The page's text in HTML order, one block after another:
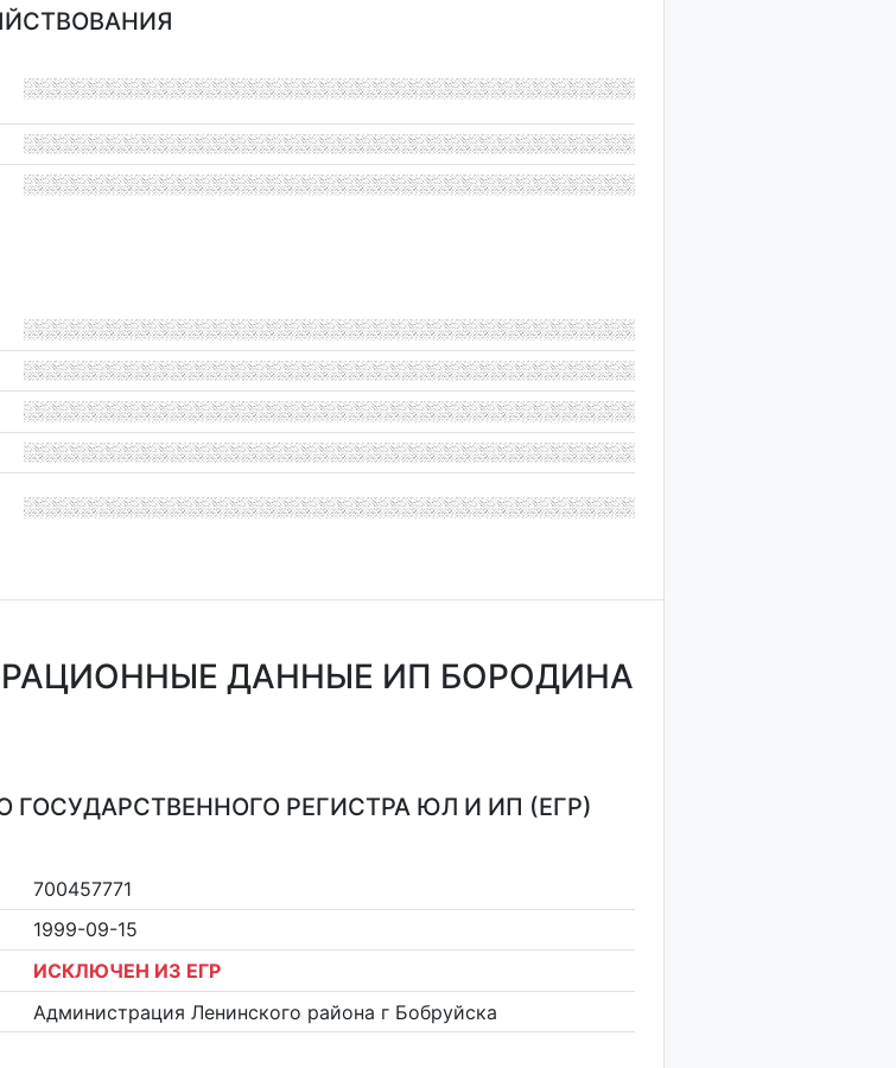
ДАННЫЕ ИП БОРОДИНА
ГОСУДАРСТВЕННОГО РЕГИСТРА ЮЛ И ИП (ЕГР)
700457771
1999-09-15
ИСКЛЮЧЕН ИЗ ЕГР
Администрация Ленинского района г Бобруйска